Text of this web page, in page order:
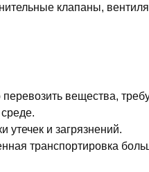
клапаны,
вещества,
утечек и загрязнений.
транспортировка